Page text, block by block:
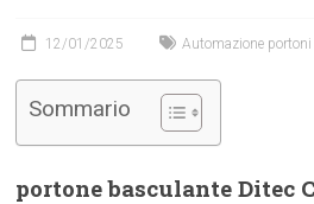
12/01/2025 Automazione portoni
Sommario
portone basculante Ditec